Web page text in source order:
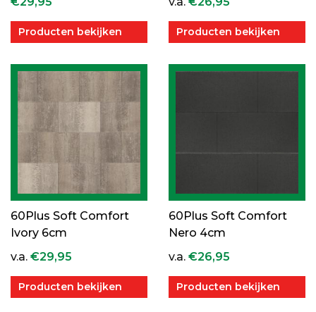
Producten bekijken Producten bekijken
60Plus Soft Comfort
Ivory 6cm
v.a. €29,95
Producten bekijken
60Plus Soft Comfort
Nero 4cm
v.a. €26,95
Producten bekijken